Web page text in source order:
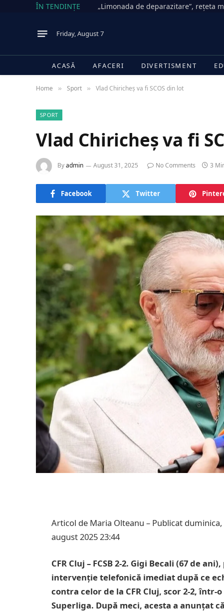
ÎN TENDINȚE
Friday, August 7
ACASĂ AFACERI DIVERTISMENT
Home » Sport » Vlad Chiricheș va fi SCOS din lot
SPORT
Vlad Chiricheș va fi
Byadmin August 31, 2025 No Comments 3
Facebook Twitter
Articol de Maria Olteanu – Publicat
august 2025 23:44
CFR Cluj – FCSB 2-2. Gigi Becali (67 de
intervenție telefonică imediat după ce
contra celor de la CFR Cluj, scor 2-2,
Superliga. După meci, acesta a anunțat